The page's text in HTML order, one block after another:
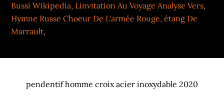
Bussi Wikipedia, Linvitation Au Voyage Analyse Vers,
Hymne Russe Choeur De L'armée Rouge,étang De
Marrault,
pendentif homme croix acier inoxydable 2020